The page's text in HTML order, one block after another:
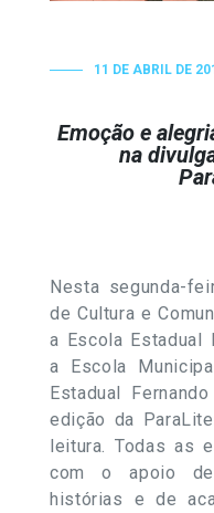
11 DE ABRIL DE
Emoção e
na
Nesta segunda-
de Cultura e
a Escola Estadual
a Escola
Estadual
edição da
leitura. Todas as
com o apoio
histórias e de